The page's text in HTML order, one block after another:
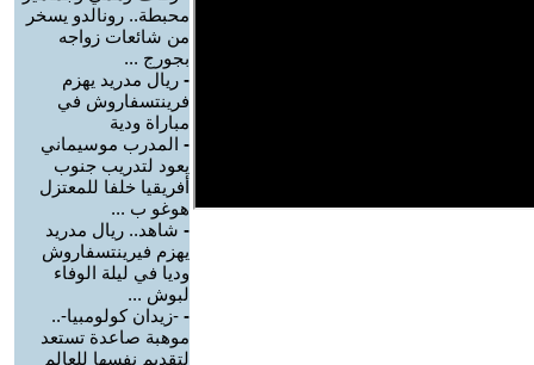
محبطة.. رونالدو يسخر
من شائعات زواجه
بجورج ...
- ريال مدريد يهزم
فرينتسفاروش في
مباراة ودية
- المدرب موسيماني
يعود لتدريب جنوب
أفريقيا خلفا للمعتزل
هوغو ب ...
- شاهد.. ريال مدريد
يهزم فيرينتسفاروش
وديا في ليلة الوفاء
لبوش ...
- -زيدان كولومبيا-..
موهبة صاعدة تستعد
لتقديم نفسها للعالم